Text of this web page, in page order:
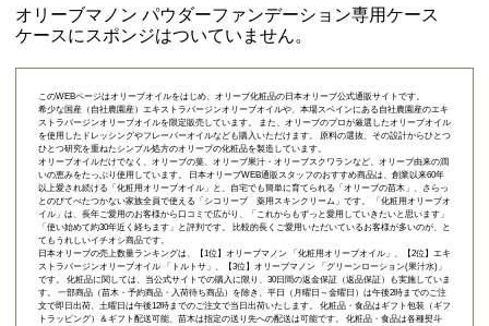
オリーブマノン パウダーファンデーション専用ケース
ケースにスポンジはついていません。
このWEBページはオリーブオイルをはじめ、オリーブ化粧品の日本オリーブ公式通販サイトです。
希少な国産（自社農園産）エキストラバージンオリーブオイルや、本場スペインにある自社農園産のエキ
ストラバージンオリーブオイルを限定販売しています。 また、オリーブのプロが厳選したオリーブオイル
を使用したドレッシングやフレーバーオイルなども購入いただけます。 原料の選抜、その設計からひとつ
ひとつ研究を重ねたシンプル処方のオリーブの化粧品を製造しています。
オリーブオイルだけでなく、オリーブの葉、オリーブ果汁・オリーブスクワランなど、オリーブ由来の潤
いの恵みをたっぷり使用しています。 日本オリーブWEB通販スタッフのおすすめ商品は、創業以来60年
以上愛され続ける「 化粧用オリーブオイル 」と、自宅でも簡単に育てられる「 オリーブの苗木 」、さらっ
とのびてべたつかない家族全員で使える「 シコリーブ 薬用スキンクリーム 」です。 「化粧用オリーブオ
イル」は、長年ご愛用のお客様から口コミで広がり、「これからもずっと愛用していきたいと思います」
「使い始めて約30年近く経ちます」と評判です。 比較的長くご愛用いただいているお客様が多いのが、と
てもうれしいイチオシ商品です。
日本オリーブの売上数量ランキングは、【1位】オリーブマノン 「 化粧用オリーブオイル 」、【2位】 エキ
ストラバージンオリーブオイル 「トルトサ」 、【3位】 オリーブマノン 「グリーンローション(果汁水)」
です。 化粧品に関しては、当公式サイトでの購入に限り、 30日間の返金保証（返品保証）
も実施していま
す。 一部商品（苗木・予約商品・入荷待ち商品）を除き、平日（月曜日～金曜日）は午後2時までのご注
文で即日出荷、土曜日は午後12時までのご注文で当日出荷いたします。 化粧品・食品はギフト包装（ギフ
トラッピング）＆ギフト配送可能、苗木は指定の送り先への配送は可能です。 化粧品・食品は各種熨斗